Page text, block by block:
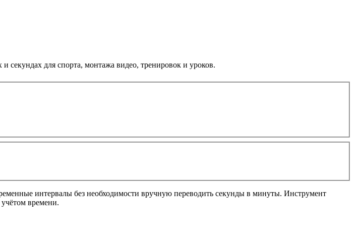
для спорта, монтажа видео, тренировок и уроков.
интервалы без необходимости вручную переводить секунды в минуты. Инструмент
времени.